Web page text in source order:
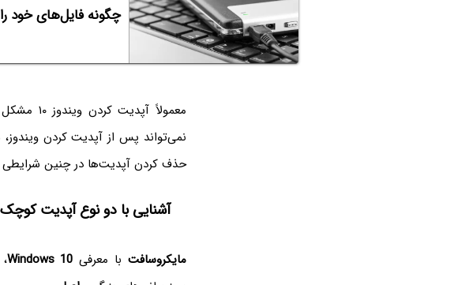
چگونه فایل‌های خود
معمولاً
نمی‌تواند پس از آپدیت کردن
حذف کردن آپدیت‌ها در چنین شرایطی
آشنایی با دو نوع آپدیت کوچک
مایکروسافت با معرفی Windows 10